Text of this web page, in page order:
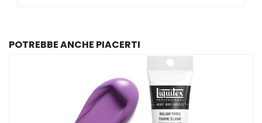
POTREBBE ANCHE PIACERTI